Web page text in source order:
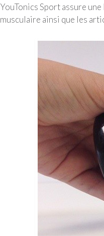
YouTonics Sport assure
musculaire ainsi que les